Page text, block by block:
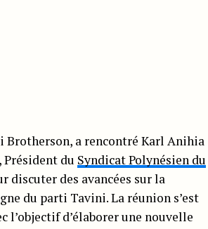
Brotherson, a rencontré Karl Anihia
du Syndicat Polynésien du
discuter des avancées sur la
du parti Tavini. La réunion s’est
l’objectif d’élaborer une nouvelle